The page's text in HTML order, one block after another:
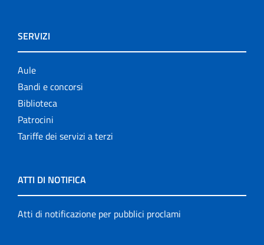
SERVIZI
Aule
Bandi e concorsi
Biblioteca
Patrocini
Tariffe dei servizi a terzi
ATTI DI NOTIFICA
Atti di notificazione per pubblici proclami